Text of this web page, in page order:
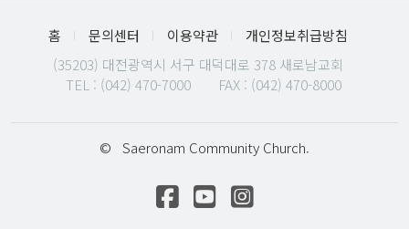
홈 문의센터 이용약관
개인정보취급방침
(35203) 대전광역시 서구 대덕대로 378 새로남교회
TEL : (042) 470-7000 FAX : (042) 470-8000
© Saeronam Community Church.